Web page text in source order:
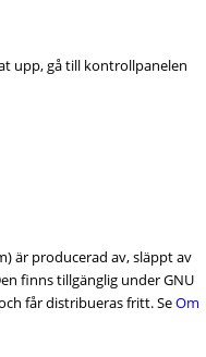
upp, gå till kontrollpanelen
är producerad av, släppt av
finns tillgänglig under GNU
får distribueras fritt. SeOm